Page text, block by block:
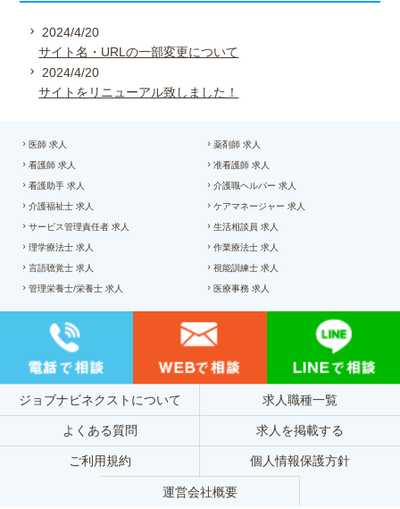
2024/4/20
サイト名・URLの一部変更について
2024/4/20
サイトをリニューアル致しました！
医師 求人 薬剤師 求人
看護師 求人 准看護師 求人
看護助手 求人 介護職ヘルパー 求人
介護福祉士 求人 ケアマネージャー 求人
サービス管理責任者 求人 生活相談員 求人
理学療法士 求人 作業療法士 求人
言語聴覚士 求人 視能訓練士 求人
管理栄養士/栄養士 求人 医療事務 求人
ジョブナビネクストについて 求人職種一覧
よくある質問 求人を掲載する
ご利用規約 個人情報保護方針
運営会社概要